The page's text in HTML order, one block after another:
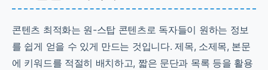
콘텐츠 최적화는 원-스탑 콘텐츠로 독자들이 원하는 정보
를 쉽게 얻을 수 있게 만드는 것입니다. 제목, 소제목, 본문
에 키워드를 적절히 배치하고, 짧은 문단과 목록 등을 활용